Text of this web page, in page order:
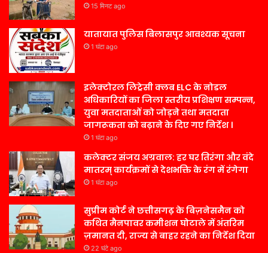
15 मिनट ago
यातायात पुलिस बिलासपुर आवश्यक सूचना
1 घंटा ago
इलेक्टोरल लिट्रेसी क्लब ELC के नोडल
अधिकारियों का जिला स्तरीय प्रशिक्षण सम्पन्न,
युवा मतदाताओं को जोड़ने तथा मतदाता
जागरूकता को बढ़ाने के दिए गए निर्देश ।
1 घंटा ago
कलेक्टर संजय अग्रवाल: हर घर तिरंगा और वंदे
मातरम् कार्यक्रमों से देशभक्ति के रंग में रंगेगा
1 घंटा ago
सुप्रीम कोर्ट ने छत्तीसगढ़ के बिज़नेसमैन को
कथित मैनपावर कमीशन घोटाले में अंतरिम
ज़मानत दी, राज्य से बाहर रहने का निर्देश दिया
22 घंटे ago